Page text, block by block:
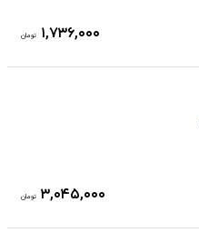
۱,۷۳۶,۰۰۰ تومان
۳,۰۴۵,۰۰۰ تومان